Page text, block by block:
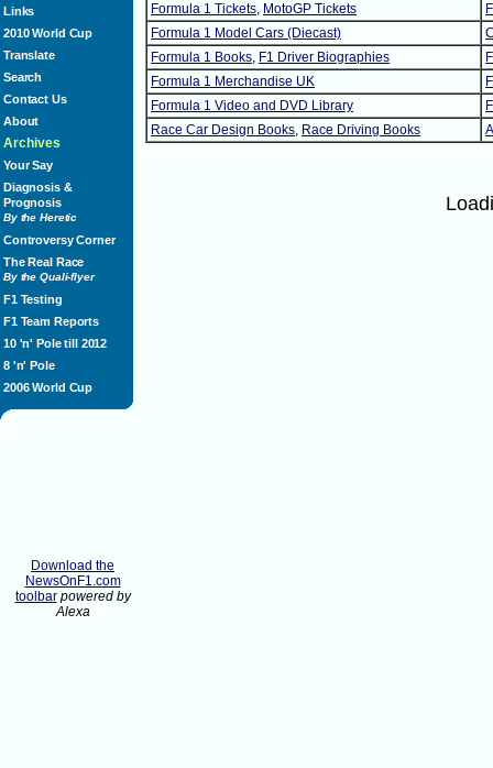
Links
2010 World Cup
Translate
Search
Contact Us
About
Archives
Your Say
Diagnosis &
Prognosis
By the Heretic
Controversy Corner
The Real Race
By the Quali-flyer
F1 Testing
F1 Team Reports
10 'n' Pole till 2012
8 'n' Pole
2006 World Cup
Download the
NewsOnF1.com
toolbarpowered by
Alexa
Formula 1 Tickets, MotoGP Tickets
Formula 1 Model Cars (Diecast)
Formula 1 Books, F1 Driver Biographies
Formula 1 Merchandise UK
Formula 1 Video and DVD Library
Race Car Design Books, Race Driving Books